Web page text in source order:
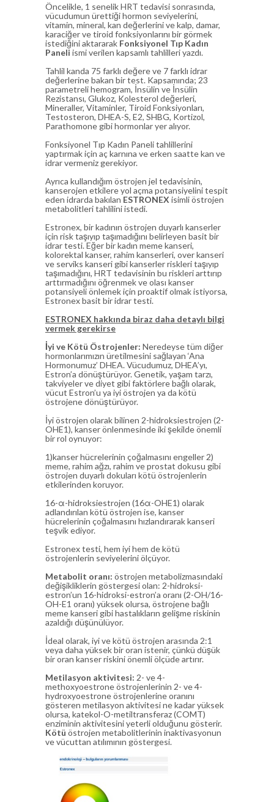
Öncelikle, 1 senelik HRT tedavisi sonrasında,
vücudumun ürettiği hormon seviyelerini,
vitamin, mineral, kan değerlerini ve kalp, damar,
karaciğer ve tiroid fonksiyonlarını bir görmek
istediğini aktararak Fonksiyonel Tıp Kadın
Paneli ismi verilen kapsamlı tahlilleri yazdı.
Tahlil kanda 75 farklı değere ve 7 farklı idrar
değerlerine bakan bir test. Kapsamında; 23
parametreli hemogram, İnsülin ve İnsülin
Rezistansı, Glukoz, Kolesterol değerleri,
Mineraller, Vitaminler, Tiroid Fonksiyonları,
Testosteron, DHEA-S, E2, SHBG, Kortizol,
Parathomone gibi hormonlar yer alıyor.
Fonksiyonel Tıp Kadın Paneli tahlillerini
yaptırmak için aç karnına ve erken saatte kan ve
idrar vermeniz gerekiyor.
Ayrıca kullandığım östrojen jel tedavisinin,
kanserojen etkilere yol açma potansiyelini tespit
eden idrarda bakılan ESTRONEX isimli östrojen
metabolitleri tahlilini istedi.
Estronex, bir kadının östrojen duyarlı kanserler
için risk taşıyıp taşımadığını belirleyen basit bir
idrar testi. Eğer bir kadın meme kanseri,
kolorektal kanser, rahim kanserleri, over kanseri
ve serviks kanseri gibi kanserler riskleri taşıyıp
taşımadığını, HRT tedavisinin bu riskleri arttırıp
arttırmadığını öğrenmek ve olası kanser
potansiyeli önlemek için proaktif olmak istiyorsa,
Estronex basit bir idrar testi.
ESTRONEX hakkında biraz daha detaylı bilgi
vermek gerekirse
İyi ve Kötü Östrojenler: Neredeyse tüm diğer
hormonlarımızın üretilmesini sağlayan ‘Ana
Hormonumuz’ DHEA. Vücudumuz, DHEA’yı,
Estron’a dönüştürüyor. Genetik, yaşam tarzı,
takviyeler ve diyet gibi faktörlere bağlı olarak,
vücut Estron’u ya iyi östrojen ya da kötü
östrojene dönüştürüyor.
İyi östrojen olarak bilinen 2-hidroksiestrojen (2-
OHE1), kanser önlenmesinde iki şekilde önemli
bir rol oynuyor:
1)kanser hücrelerinin çoğalmasını engeller 2)
meme, rahim ağzı, rahim ve prostat dokusu gibi
östrojen duyarlı dokuları kötü östrojenlerin
etkilerinden koruyor.
16-α-hidroksiestrojen (16α-OHE1) olarak
adlandırılan kötü östrojen ise, kanser
hücrelerinin çoğalmasını hızlandırarak kanseri
teşvik ediyor.
Estronex testi, hem iyi hem de kötü
östrojenlerin seviyelerini ölçüyor.
Metabolit oranı: östrojen metabolizmasındaki
değişikliklerin göstergesi olan: 2-hidroksi-
estron’un 16-hidroksi-estron’a oranı (2-OH/16-
OH-E1 oranı) yüksek olursa, östrojene bağlı
meme kanseri gibi hastalıkların gelişme riskinin
azaldığı düşünülüyor.
İdeal olarak, iyi ve kötü östrojen arasında 2:1
veya daha yüksek bir oran istenir, çünkü düşük
bir oran kanser riskini önemli ölçüde artırır.
Metilasyon aktivitesi: 2- ve 4-
methoxyoestrone östrojenlerinin 2- ve 4-
hydroxyoestrone östrojenlerine oranını
gösteren metilasyon aktivitesi ne kadar yüksek
olursa, katekol-O-metiltransferaz (COMT)
enziminin aktivitesini yeterli olduğunu gösterir.
Kötü östrojen metabolitlerinin inaktivasyonun
ve vücuttan atılımının göstergesi.